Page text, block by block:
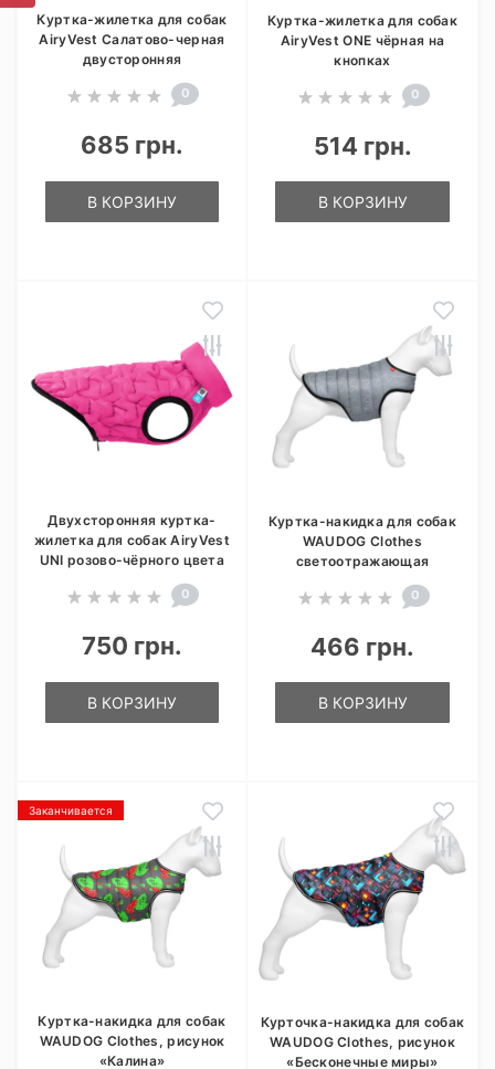
Куртка-жилетка для собак
AiryVest Салатово-черная
двусторонняя
0
685 грн.
В КОРЗИНУ
Куртка-жилетка для собак
AiryVest ONE чёрная на
кнопках
0
514 грн.
В КОРЗИНУ
Двухсторонняя куртка-
жилетка для собак AiryVest
UNI розово-чёрного цвета
0
750 грн.
В КОРЗИНУ
Куртка-накидка для собак
WAUDOG Clothes
светоотражающая
0
466 грн.
В КОРЗИНУ
Заканчивается
Куртка-накидка для собак
WAUDOG Clothes, рисунок
«Калина»
Курточка-накидка для собак
WAUDOG Clothes, рисунок
«Бесконечные миры»